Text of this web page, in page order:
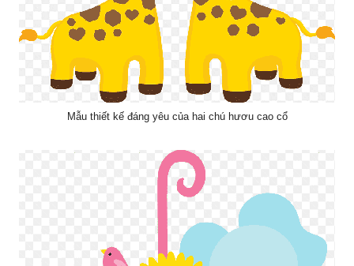
Mẫu thiết kế đáng yêu của hai chú hươu cao cổ